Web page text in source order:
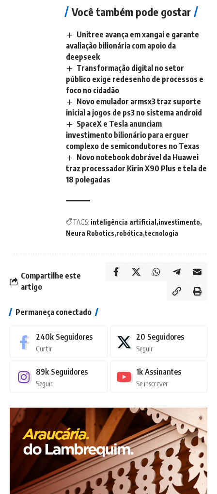
Você também pode gostar
Unitree avança em xangai e garante
avaliação bilionária com apoio da
deepseek
Transformação digital no setor
público exige redesenho de processos e
foco no cidadão
Novo emulador armsx3 traz suporte
inicial a jogos de ps3 no sistema android
SpaceX e Tesla anunciam
investimento bilionário para erguer
complexo de semicondutores no Texas
Novo notebook dobrável da Huawei
traz processador Kirin X90 Plus e tela de
18 polegadas
TAGS: inteligência artificial investimento
Neura Robotics robótica tecnologia
Compartilhe este
artigo
Permaneça conectado
240k Seguidores
Curtir
20 Seguidores
Seguir
89k Seguidores
Seguir
1k Assinantes
Se inscrever